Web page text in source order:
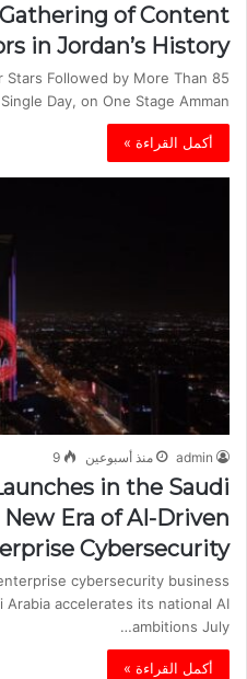
of Content
in Jordan’s History
Followed by More Than 85
Day, on One Stage Amman,…
أكمل القراءة »
admin منذ أسبوعين 9
in the Saudi
Era of AI-Driven
Cybersecurity
cybersecurity business
accelerates its national AI
ambitions July…
أكمل القراءة »